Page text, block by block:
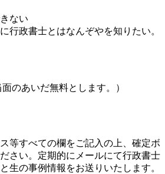
ない
行政書士とはなんぞやを知りたい。
あいだ無料とします。）
等すべての欄をご記入の上、確定ボ
さい。定期的にメールにて行政書士
生の事例情報をお送りいたします。